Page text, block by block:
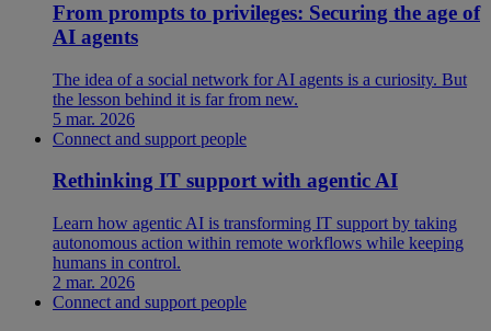
From prompts to privileges: Securing the age of
AI agents
The idea of a social network for AI agents is a curiosity. But
the lesson behind it is far from new.
5 mar. 2026
Connect and support people
Rethinking IT support with agentic AI
Learn how agentic AI is transforming IT support by taking
autonomous action within remote workflows while keeping
humans in control.
2 mar. 2026
Connect and support people